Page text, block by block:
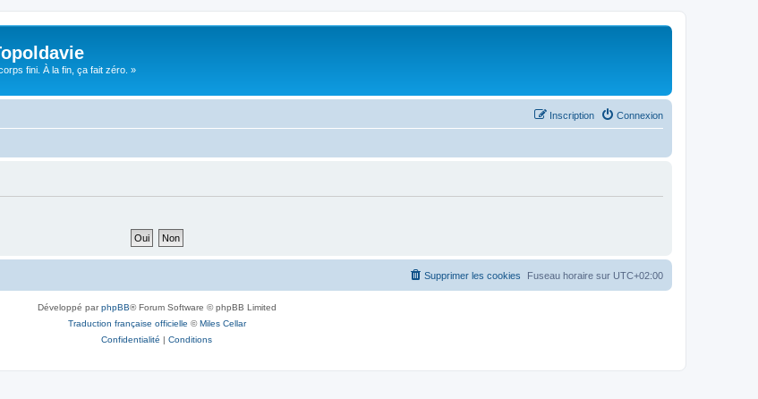
fini. À la fin, ça fait zéro. »
Connexion
Inscription
Fuseau horaire sur UTC+02:00
Supprimer les cookies
Développé parphpBB® Forum Software © phpBB Limited
Traduction française officielle ©Miles Cellar
Confidentialité | Conditions